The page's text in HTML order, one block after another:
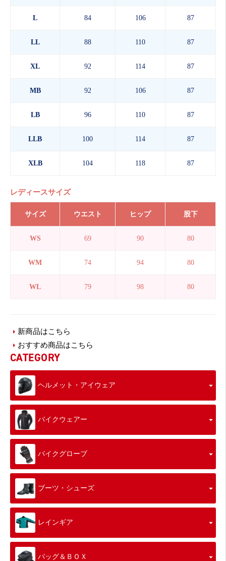
L 84 106 87
LL 88 110 87
XL 92 114 87
MB 92 106 87
LB 96 110 87
LLB 100 114 87
XLB 104 118 87
レディースサイズ
サイズ ウエスト ヒップ 股下
WS 69 90 80
WM 74 94 80
WL 79 98 80
新商品はこちら
おすすめ商品はこちら
CATEGORY
ヘルメット・アイウェア
バイクウェアー
バイクグローブ
ブーツ・シューズ
レインギア
バッグ＆ＢＯＸ